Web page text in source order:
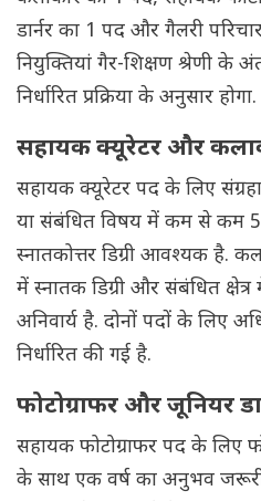
डार्नर का 1 पद और गैलरी
नियुक्तियां गैर-शिक्षण श्रेणी के
निर्धारित प्रक्रिया के अनुसार होगा.
सहायक क्यूरेटर और
सहायक क्यूरेटर पद के लिए
या संबंधित विषय में कम से कम
स्नातकोत्तर डिग्री आवश्यक है.
में स्नातक डिग्री और संबंधित
अनिवार्य है. दोनों पदों के लिए
निर्धारित की गई है.
फोटोग्राफर और जूनियर
सहायक फोटोग्राफर पद के लिए
के साथ एक वर्ष का अनुभव जरूरी